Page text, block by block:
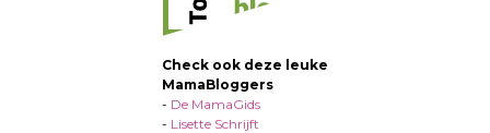
Check ook deze leuke
MamaBloggers
- De MamaGids
- Lisette Schrijft